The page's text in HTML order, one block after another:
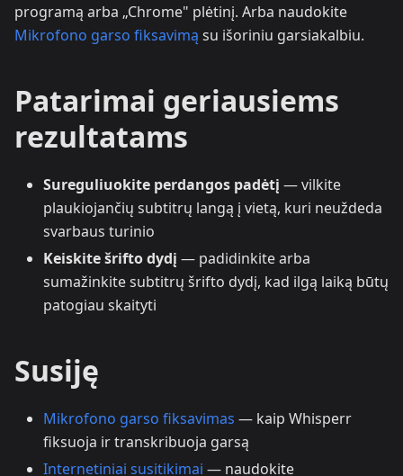
programą arba „Chrome" plėtinį. Arba naudokite
Mikrofono garso fiksavimą su išoriniu garsiakalbiu.
Patarimai geriausiems
rezultatams
Sureguliuokite perdangos padėtį — vilkite
plaukiojančių subtitrų langą į vietą, kuri neuždeda
svarbaus turinio
Keiskite šrifto dydį — padidinkite arba
sumažinkite subtitrų šrifto dydį, kad ilgą laiką būtų
patogiau skaityti
Susiję
Mikrofono garso fiksavimas — kaip Whisperr
fiksuoja ir transkribuoja garsą
Internetiniai susitikimai — naudokite